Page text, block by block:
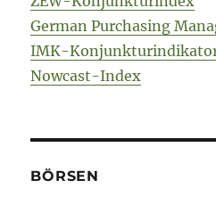
German Purchasing
IMK-
Nowcast-Index
BÖRSEN